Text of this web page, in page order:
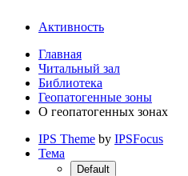
Активность
Главная
Читальный зал
Библиотека
Геопатогенные зоны
О геопатогенных зонах
IPS Theme by IPSFocus
Тема
Default